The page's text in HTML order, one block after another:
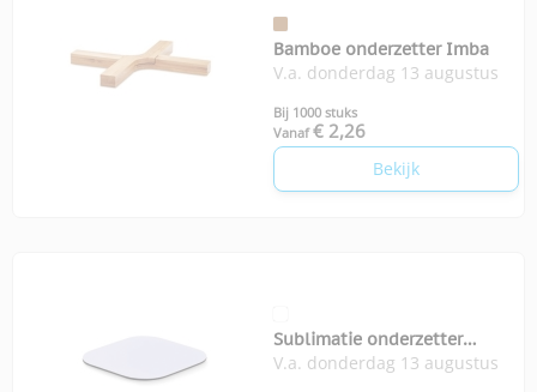
Bamboe onderzetter Imba
V.a. donderdag 13 augustus
Bij 1000 stuks
Vanaf € 2,26
Bekijk
Sublimatie onderzetter
Lienzo
V.a. donderdag 13 augustus